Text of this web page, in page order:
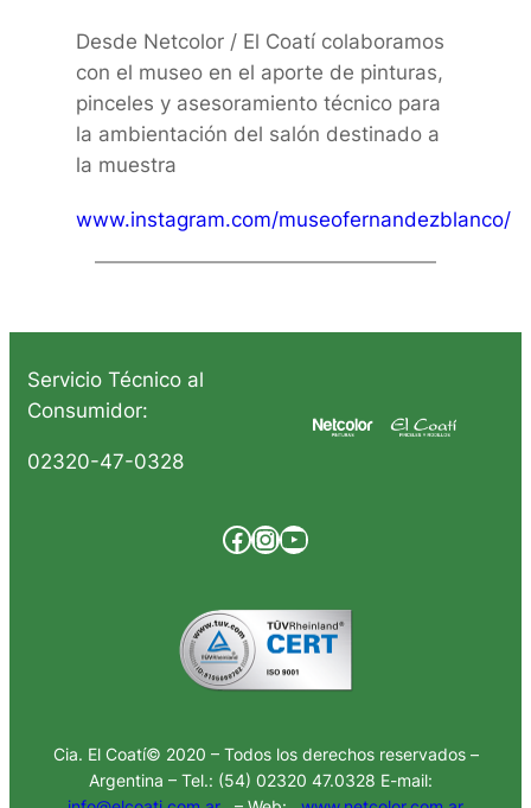
Desde Netcolor / El Coatí colaboramos
con el museo en el aporte de pinturas,
pinceles y asesoramiento técnico para
la ambientación del salón destinado a
la muestra
www.instagram.com/museofernandezblanco/
Servicio Técnico al
Consumidor:
02320-47-0328
Facebook InstagramYouTube
Cia. El Coatí© 2020 – Todos los derechos reservados –
Argentina – Tel.: (54) 02320 47.0328 E-mail: